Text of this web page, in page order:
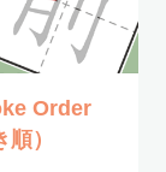
Order
）